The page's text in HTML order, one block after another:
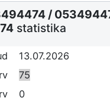
/
statistika
13.07.2026
75
0